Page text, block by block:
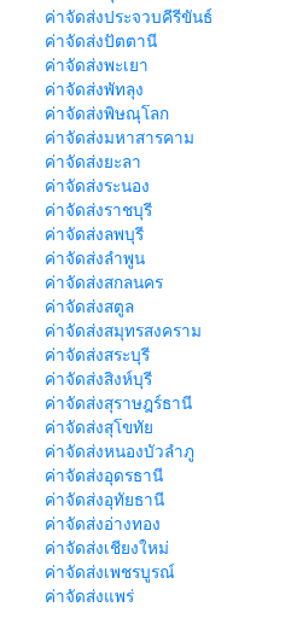
ค่าจัดส่งประจวบคีรีขันธ์
ค่าจัดส่งปัตตานี
ค่าจัดส่งพะเยา
ค่าจัดส่งพัทลุง
ค่าจัดส่งพิษณุโลก
ค่าจัดส่งมหาสารคาม
ค่าจัดส่งยะลา
ค่าจัดส่งระนอง
ค่าจัดส่งราชบุรี
ค่าจัดส่งลพบุรี
ค่าจัดส่งลำพูน
ค่าจัดส่งสกลนคร
ค่าจัดส่งสตูล
ค่าจัดส่งสมุทรสงคราม
ค่าจัดส่งสระบุรี
ค่าจัดส่งสิงห์บุรี
ค่าจัดส่งสุราษฎร์ธานี
ค่าจัดส่งสุโขทัย
ค่าจัดส่งหนองบัวลำภู
ค่าจัดส่งอุดรธานี
ค่าจัดส่งอุทัยธานี
ค่าจัดส่งอ่างทอง
ค่าจัดส่งเชียงใหม่
ค่าจัดส่งเพชรบูรณ์
ค่าจัดส่งแพร่